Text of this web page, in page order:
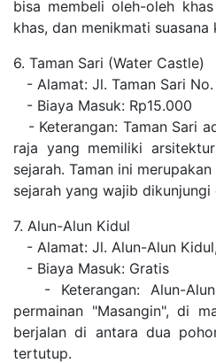
bisa membeli oleh-oleh
khas, dan menikmati
6. Taman Sari (Water Castle)
- Alamat: Jl. Taman Sari
- Biaya Masuk: Rp15.000
- Keterangan: Taman Sari
raja yang memiliki
sejarah. Taman ini
sejarah yang wajib
7. Alun-Alun Kidul
- Alamat: Jl. Alun-Alun
- Biaya Masuk: Gratis
- Keterangan: Alun-
permainan "Masangin", di
berjalan di antara dua
tertutup.